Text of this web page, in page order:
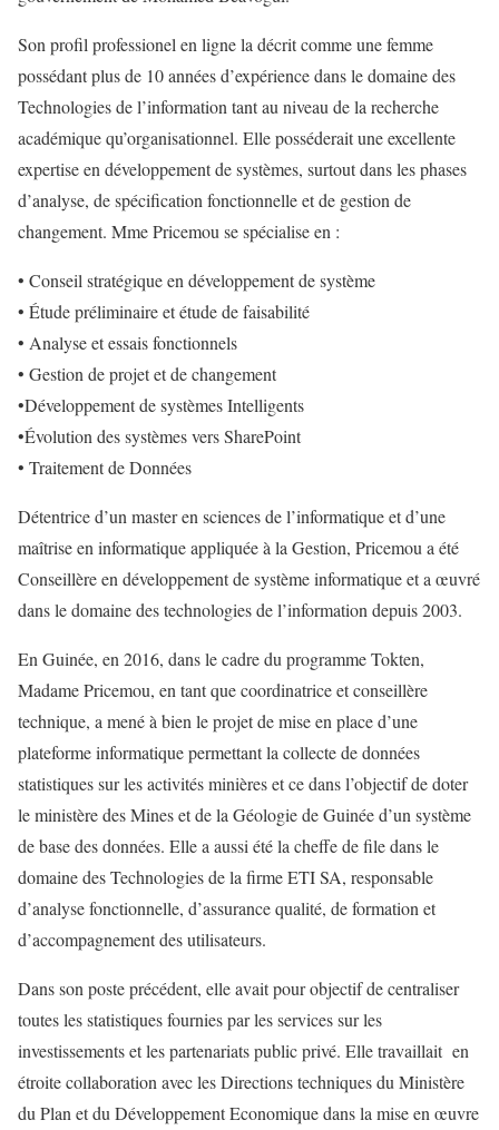
Son profil professionel en ligne la décrit comme une femme
possédant plus de 10 années d’expérience dans le domaine des
Technologies de l’information tant au niveau de la recherche
académique qu’organisationnel. Elle posséderait une excellente
expertise en développement de systèmes, surtout dans les phases
d’analyse, de spécification fonctionnelle et de gestion de
changement. Mme Pricemou se spécialise en :
• Conseil stratégique en développement de système
• Étude préliminaire et étude de faisabilité
• Analyse et essais fonctionnels
• Gestion de projet et de changement
•Développement de systèmes Intelligents
•Évolution des systèmes vers SharePoint
• Traitement de Données
Détentrice d’un master en sciences de l’informatique et d’une
maîtrise en informatique appliquée à la Gestion, Pricemou a été
Conseillère en développement de système informatique et a œuvré
dans le domaine des technologies de l’information depuis 2003.
En Guinée, en 2016, dans le cadre du programme Tokten,
Madame Pricemou, en tant que coordinatrice et conseillère
technique, a mené à bien le projet de mise en place d’une
plateforme informatique permettant la collecte de données
statistiques sur les activités minières et ce dans l’objectif de doter
le ministère des Mines et de la Géologie de Guinée d’un système
de base des données. Elle a aussi été la cheffe de file dans le
domaine des Technologies de la firme ETI SA, responsable
d’analyse fonctionnelle, d’assurance qualité, de formation et
d’accompagnement des utilisateurs.
Dans son poste précédent, elle avait pour objectif de centraliser
toutes les statistiques fournies par les services sur les
investissements et les partenariats public privé. Elle travaillait en
étroite collaboration avec les Directions techniques du Ministère
du Plan et du Développement Economique dans la mise en œuvre